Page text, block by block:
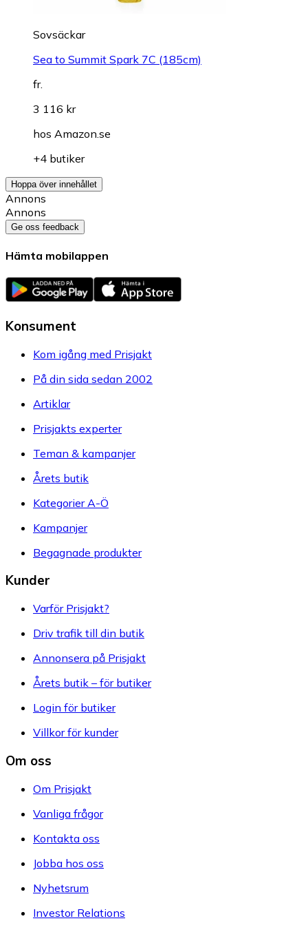
Sovsäckar
Sea to Summit Spark 7C (185cm)
fr.
3 116 kr
hos Amazon.se
+4 butiker
Hoppa över innehållet
Annons
Annons
Ge oss feedback
Hämta mobilappen
Konsument
Kom igång med Prisjakt
På din sida sedan 2002
Artiklar
Prisjakts experter
Teman & kampanjer
Årets butik
Kategorier A-Ö
Kampanjer
Begagnade produkter
Kunder
Varför Prisjakt?
Driv trafik till din butik
Annonsera på Prisjakt
Årets butik – för butiker
Login för butiker
Villkor för kunder
Om oss
Om Prisjakt
Vanliga frågor
Kontakta oss
Jobba hos oss
Nyhetsrum
Investor Relations